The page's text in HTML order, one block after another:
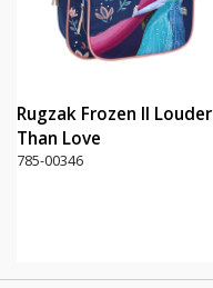
Rugzak Frozen II Louder
Than Love
785-00346